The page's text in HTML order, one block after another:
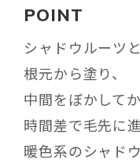
POINT
シャドウルーツ
根元から塗り、
中間をぼかして
時間差で毛先に
暖色系のシャド